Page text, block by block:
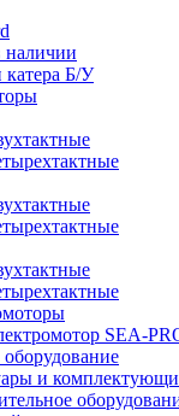
наличии
Б/У
SEA-
и